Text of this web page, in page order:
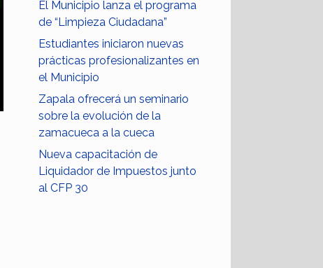
El Municipio lanza el programa
de “Limpieza Ciudadana”
Estudiantes iniciaron nuevas
prácticas profesionalizantes en
el Municipio
Zapala ofrecerá un seminario
sobre la evolución de la
zamacueca a la cueca
Nueva capacitación de
Liquidador de Impuestos junto
al CFP 30